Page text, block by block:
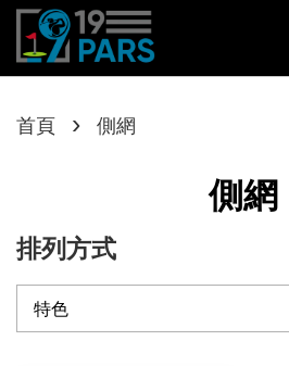
首頁 › 側網
側網
排列方式